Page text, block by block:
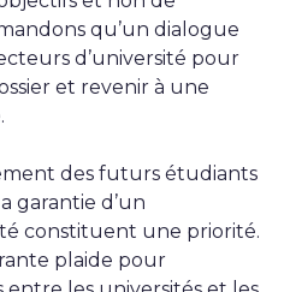
qu’un dialogue
d’université pour
et revenir à une
des futurs étudiants
garantie d’un
constituent une priorité.
plaide pour